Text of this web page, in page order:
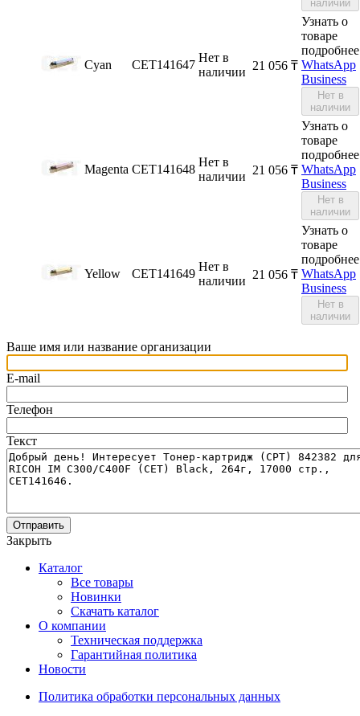
наличии
Cyan CET141647
Нет в
наличии 21 056 ₸
Узнать о
товаре
подробнее
WhatsApp
Business
Нет в
наличии
Magenta CET141648
Нет в
наличии 21 056 ₸
Узнать о
товаре
подробнее
WhatsApp
Business
Нет в
наличии
Yellow CET141649
Нет в
наличии 21 056 ₸
Узнать о
товаре
подробнее
WhatsApp
Business
Нет в
наличии
Ваше имя или название организации
E-mail
Телефон
Текст
Отправить
Закрыть
Каталог
Все товары
Новинки
Скачать каталог
О компании
Техническая поддержка
Гарантийная политика
Новости
Политика обработки персональных данных